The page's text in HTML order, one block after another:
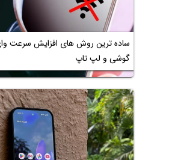
ساده ترین روش های افزایش سرعت
گوشی و لپ تاپ